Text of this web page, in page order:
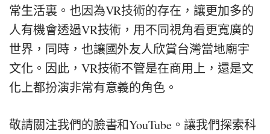
常生活裏。也因為VR技術的存在，讓更加多的
人有機會透過VR技術，用不同視角看更寬廣的
世界，同時，也讓國外友人欣賞台灣當地廟宇
文化。因此，VR技術不管是在商用上，還是文
化上都扮演非常有意義的角色。
敬請關注我們的臉書和YouTube。讓我們探索科